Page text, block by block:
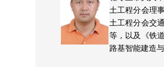
土工程分会理
土工程分会交
等，以及《铁
路基智能建造